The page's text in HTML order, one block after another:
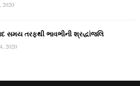
2020
સમય તરફથી ભાવભીની શ્રદ્ધાંજલિ
2020